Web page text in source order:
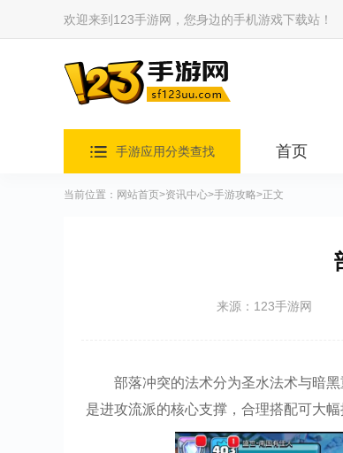
欢迎来到123手游网，您身边的手机游戏下载站！
手游应用分类查找 首页
当前位置： 网站首页>资讯中心>手游攻略>正文
来源：123手游网
部落冲突的法术分为圣水法术与暗
是进攻流派的核心支撑，合理搭配可大幅